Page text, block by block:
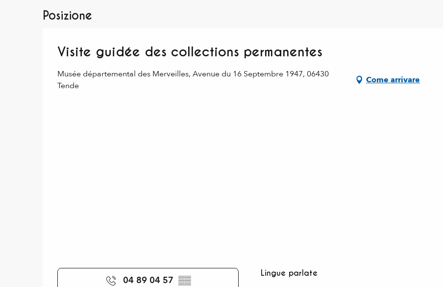
Posizione
Visite guidée des collections permanentes
Musée départemental des Merveilles, Avenue du 16 Septembre 1947, 06430
Tende
Come arrivare
04 89 04 57 ▒▒
Lingue parlate
Lingue parlate